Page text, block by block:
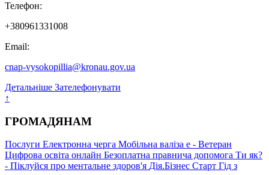
Телефон:
+380961331008
Email:
cnap-vysokopillia@kronau.gov.ua
Детальніше Зателефонувати
↑
ГРОМАДЯНАМ
Послуги Електронна черга Мобільна валіза е - Ветеран
Цифрова освіта онлайн Безоплатна правнича допомога Ти як?
- Піклуйся про ментальне здоров'я Дія.Бізнес Старт Гід з